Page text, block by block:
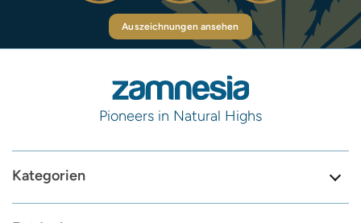
Auszeichnungen ansehen
Pioneers in Natural Highs
Kategorien